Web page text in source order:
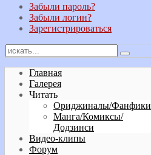
Забыли пароль?
Забыли логин?
Зарегистрироваться
Главная
Галерея
Читать
Ориджиналы/Фанфики
Манга/Комиксы/
Додзинси
Видео-клипы
Форум